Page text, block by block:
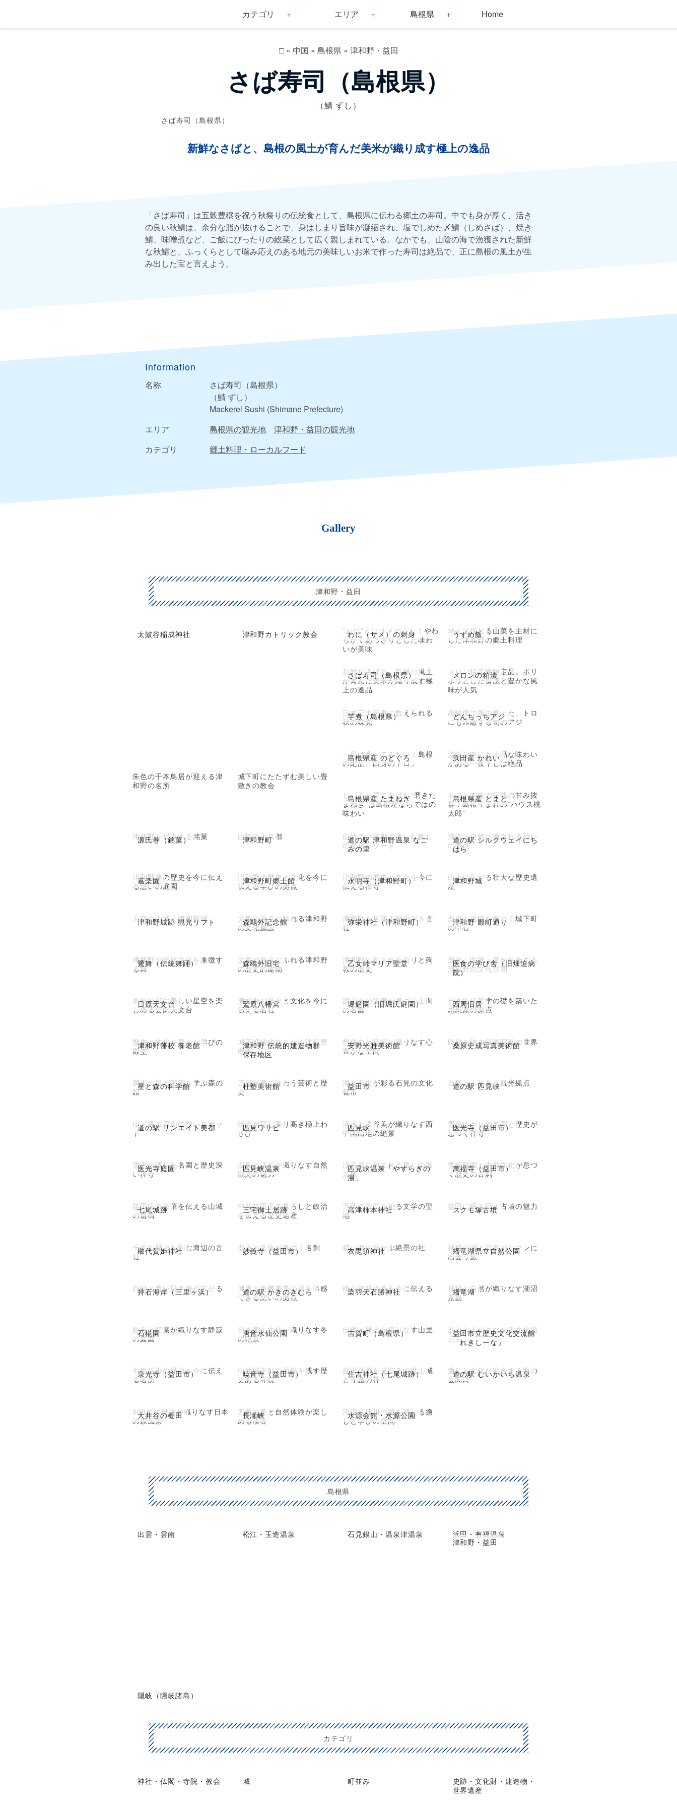
カテゴリ エリア 島根県 Home
□» 中国 » 島根県» 津和野・益田
さば寿司（島根県）
（鯖 ずし）
さば寿司（島根県）
新鮮なさばと、島根の風土が育んだ美米が織り成す極上の逸品
「さば寿司」は五穀豊穣を祝う秋祭りの伝統食として、島根県に伝わる郷土の寿司。中でも身が厚く、活き
の良い秋鯖は、余分な脂が抜けることで、身はしまり旨味が凝縮され、塩でしめた〆鯖（しめさば）、焼き
鯖、味噌煮など、ご飯にぴったりの総菜として広く親しまれている。なかでも、山陰の海で漁獲された新鮮
な秋鯖と、ふっくらとして噛み応えのある地元の美味しいお米で作った寿司は絶品で、正に島根の風土が生
み出した宝と言えよう。
Information
名称
さば寿司（島根県）
（鯖 ずし）
Mackerel Sushi (Shimane Prefecture)
エリア
島根県の観光地
津和野・益田の観光地
カテゴリ
郷土料理・ローカルフード
Gallery
津和野・益田
太皷谷稲成神社
朱色の千本鳥居が迎える津
和野の名所
津和野カトリック教会
城下町にたたずむ美しい畳
敷きの教会
わに（サメ）の刺身
”わに”とはサメのこと！やわ
らかくあっさりとした味わ
いが美味
うずめ飯
地元で採れる山菜を主材に
した津和野の郷土料理
さば寿司（島根県）
新鮮なさばと、島根の風土
が育んだ美米が織り成す極
上の逸品
メロンの粕漬
メロン特産地限定品。ポリ
ポリとした食感と豊かな風
味が人気
芋煮（島根県）
日本三大芋煮に数えられる
秋の味覚
どんちっちアジ
高鮮度で脂の乗った、トロ
にも匹敵する旬のアジ
島根県産 のどぐろ
一度は食べてみたい！島根
の絶品「白身のトロ」
浜田産 かれい
淡白な中にも上品な味わい
がある一夜干しは絶品
島根県産 たまねぎ
じっくり育てあげた“磨きた
まねぎ”は島根産ならではの
味わい
島根県産 とまと
トマト本来の完熟の甘み抜
群！島根生まれの”ハウス桃
太郎”
源氏巻（銘菓）
津和野を代表する銘菓 津和野町
山陰の小京都
道の駅 津和野温泉 なご
みの里
山陰の小京都で楽しむ癒し
の複合リゾート
道の駅 シルクウェイにち
はら
清流と自然に癒される憩い
の拠点
嘉楽園
津和野藩の歴史を今に伝え
る憩いの庭園
津和野町郷土館
津和野の歴史と文化を今に
伝える学びの拠点
永明寺（津和野町）
津和野の歴史と文化を今に
伝える禅寺
津和野城
山上に広がる壮大な歴史遺
産
津和野城跡 観光リフト
天空の山城・津和野城 森鷗外記念館
文豪の原点に触れる津和野
の文化施設
弥栄神社（津和野町）
津和野を見守る歴史深き古
社
津和野 殿町通り
歴史と風情が息づく城下町
の中心
鷺舞（伝統舞踊）
津和野の伝統文化を象徴す
る舞
森鴎外旧宅
文豪の原点にふれる津和野
の歴史的建物
乙女峠マリア聖堂
津和野に刻まれた祈りと殉
教の歴史
医食の学び舎（旧畑迫病
院）
歴史・医療・美が融合する
津和野の文化空間
日原天文台
本州屈指の美しい星空を楽
しめる公開天文台
鷲原八幡宮
津和野の歴史と文化を今に
伝える名社
堀庭園（旧堀氏庭園）
銅山王の栄華が息づく山間
の名園
西周旧居
日本近代哲学の礎を築いた
思想家の原点
津和野藩校 養老館
歴史と文化を育んだ学びの
殿堂
津和野 伝統的建造物群
保存地区
城下町情緒あふれる津和野
散策
安野光雅美術館
想像力と芸術が織りなす心
豊かな空間
桑原史成写真美術館
時代を映す報道写真の世界
星と森の科学館
満天の星と宇宙を学ぶ森の
館
杜塾美術館
庄屋屋敷で味わう芸術と歴
史
益田市
海と歴史が彩る石見の文化
都市
道の駅 匹見峡
自然とふれあう観光拠点
道の駅 サンエイト美都
ゆず香る里山の憩いスポッ
ト
匹見ワサビ
清流が育む香り高き極上わ
さび
匹見峡
清流と渓谷美が織りなす西
中国山地の絶景
医光寺（益田市）
雪舟ゆかりの名園と歴史が
息づく禅寺
医光寺庭園
雪舟が遺した名園と歴史深
い禅寺
匹見峡温泉
温泉と渓谷が織りなす自然
観光の魅力
匹見峡温泉「やすらぎの
湯」
渓谷美に包まれる癒しの温
泉地
萬福寺（益田市）
雪舟庭園と中世文化が息づ
く歴史の古刹
七尾城跡
益田氏の栄華を伝える山城
の遺構
三宅御土居跡
中世益田氏の暮らしと政治
を伝える歴史遺産
高津柿本神社
万葉の歌聖を祀る文学の聖
地
スクモ塚古墳
益田に眠る巨大古墳の魅力
櫛代賀姫神社
千年の歴史を刻む海辺の古
社
妙義寺（益田市）
歴史と文化が息づく名刹 衣毘須神社
碧い海に浮かぶ絶景の社 蟠竜湖県立自然公園
神秘の湖と万葉のロマンに
出会う旅
持石海岸（三里ヶ浜）
白砂と青い日本海が広がる 道の駅 かきのきむら
健康と有機農業の里を体感
できる憩いの拠点
染羽天石勝神社
桃山建築の美を今に伝える 蟠竜湖
神秘と自然が織りなす湖沼
景観
石椛園
巨石と紅葉が織りなす静寂
の庭園
唐音水仙公園
日本海と水仙が織りなす冬
の絶景
吉賀町（島根県）
自然と歴史が織りなす山里
益田市立歴史文化交流館
「れきしーな」
歴史と人がつながる文化拠
点
泉光寺（益田市）
中世益田の歴史を今に伝え
る名所
暁音寺（益田市）
中世城下町の面影を残す歴
史ある寺院
住吉神社（七尾城跡）
益田平野を見守る中世山城
と守護の神
道の駅 むいかいち温泉
癒しと文化が融合する西の
玄関口
大井谷の棚田
600年の歴史が織りなす日本
の原風景
長瀬峡
四季の美と自然体験が楽し
める渓谷
水源会館・水源公園
清流高津川の源を感じる癒
しと学びの空間
島根県
出雲・雲南 松江・玉造温泉 石見銀山・温泉津温泉
浜田・有福温泉
津和野・益田
隠岐（隠岐諸島）
カテゴリ
神社・仏閣・寺院・教会 城 町並み
史跡・文化財・建造物・
世界遺産